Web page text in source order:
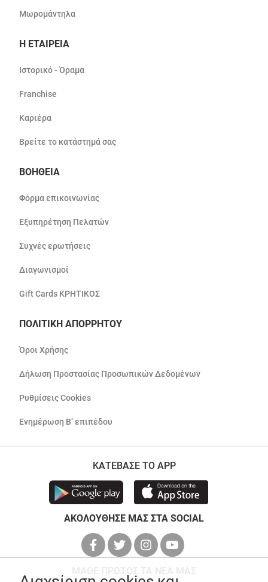
Μωρομάντηλα
Η ΕΤΑΙΡΕΙΑ
Ιστορικό - Όραμα
Franchise
Καριέρα
Βρείτε το κατάστημά σας
ΒΟΗΘΕΙΑ
Φόρμα επικοινωνίας
Εξυπηρέτηση Πελατών
Συχνές ερωτήσεις
Διαγωνισμοί
Gift Cards ΚΡΗΤΙΚΟΣ
ΠΟΛΙΤΙΚΗ ΑΠΟΡΡΗΤΟΥ
Όροι Χρήσης
Δήλωση Προστασίας Προσωπικών Δεδομένων
Ρυθμίσεις Cookies
Ενημέρωση Β’ επιπέδου
ΚΑΤΕΒΑΣΕ ΤΟ APP
ΑΚΟΛΟΥΘΗΣΕ ΜΑΣ ΣΤΑ SOCIAL